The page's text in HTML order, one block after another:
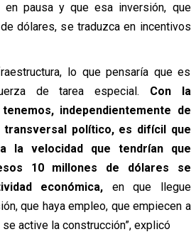
en pausa y que esa inversión, que
dólares, se traduzca en incentivos
lo que pensaría que es
de tarea especial. Con la
independientemente de
transversal político, es difícil que
la velocidad que tendrían que
10 millones de dólares se
económica, en que llegue
que haya empleo, que empiecen a
active la construcción”, explicó